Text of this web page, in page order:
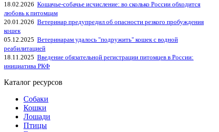
18.02.2026 Кошачье-собачье исчисление: во сколько России обходится
любовь к питомцам
20.01.2026 Ветеринар предупредил об опасности резкого пробуждения
кошек
05.12.2025 Ветеринарам удалось "подружить" кошек с водной
реабилитацией
18.11.2025 Введение обязательной регистрации питомцев в России:
инициатива РКФ
Каталог ресурсов
Собаки
Кошки
Лошади
Птицы